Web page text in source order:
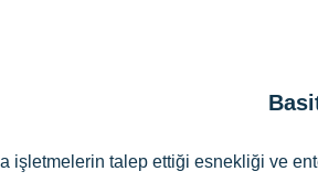
işletmelerin talep ettiği esnekliği ve